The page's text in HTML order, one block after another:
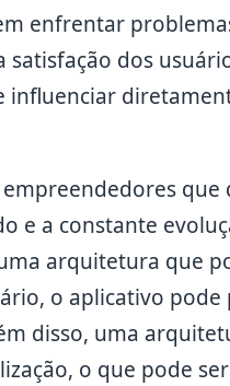
enfrentar
dos
influenciar
que
e a constante
arquitetura que
o aplicativo
disso, uma
o que pode